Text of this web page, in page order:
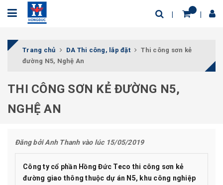
Trang chủ DA Thi công, lắp đặt
Thi công sơn kẻ
đường N5, Nghệ An
THI CÔNG SƠN KẺ ĐƯỜNG N5,
NGHỆ AN
Đăng bởiAnh Thanhvào lúc 15/05/2019
Công ty cổ phần Hồng Đức Teco thi công sơn kẻ
đường giao thông thuộc dự án N5, khu công nghiệp